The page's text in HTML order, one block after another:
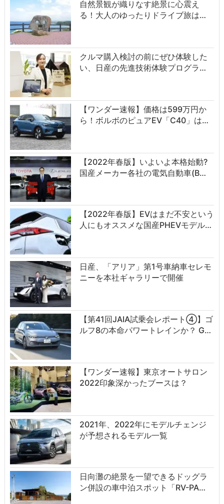
自然景観が織りなす絶景に心震え
る！大人のゆったりドライブ旅は…
クルマ購入検討の前にぜひ体験した
い、日産の先進技術体験プログラ…
【ワンダー速報】価格は599万円か
ら！ボルボのピュアEV「C40」は…
【2022年春版】いよいよ本格始動?
国産メーカー各社の電気自動車(B…
【2022年春版】EVはまだ不安という
人にもオススメな国産PHEVモデル…
日産、「アリア」第1号車納車セレモ
ニーを本社ギャラリーで開催
【第41回JAIA試乗会レポート④】ゴ
ルフ8の本命パワートレインか？ G…
【ワンダー速報】東京オートサロン
2022印象深かったブースは？
2021年、2022年にモデルチェンジ
が予想されるモデル一覧
日向灘の絶景を一望できるドッグラ
ン併設の車中泊スポット「RV-PA…